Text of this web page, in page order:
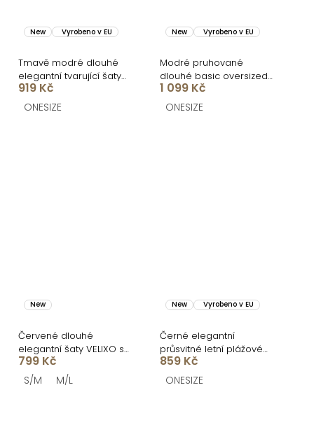
New Vyrobeno v EU
Tmavě modré dlouhé
elegantní tvarující šaty
DOROTA
919 Kč
ONESIZE
New Vyrobeno v EU
Modré pruhované
dlouhé basic oversized
bavlněné košilové šaty
FLARETA
1 099 Kč
ONESIZE
New
Červené dlouhé
elegantní šaty VELIXO s
výstřihem
799 Kč
S/M M/L
New Vyrobeno v EU
Černé elegantní
průsvitné letní plážové
maxi šaty UMARIE s
dlouhým rukávem
859 Kč
ONESIZE